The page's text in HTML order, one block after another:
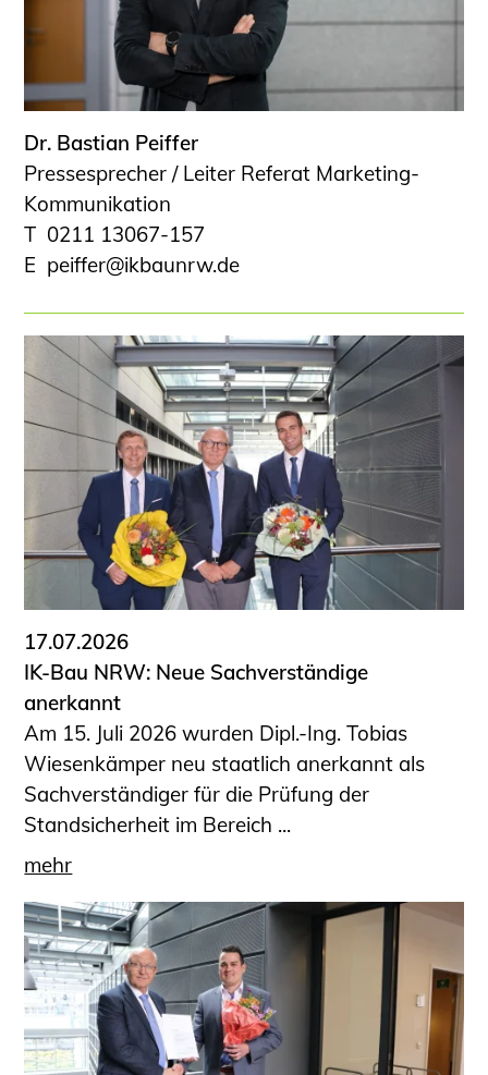
Dr. Bastian Peiffer
Pressesprecher / Leiter Referat Marketing-
Kommunikation
0211 13067-157
peiffer@ikbaunrw.de
17.07.2026
IK-Bau NRW: Neue Sachverständige
anerkannt
Am 15. Juli 2026 wurden Dipl.-Ing. Tobias
Wiesenkämper neu staatlich anerkannt als
Sachverständiger für die Prüfung der
Standsicherheit im Bereich ...
mehr